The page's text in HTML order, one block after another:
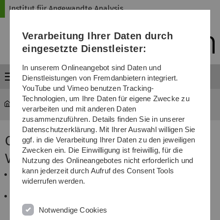
Direkt
Direkt
Direkt
(Sprache,
Drucken,
Media)
Direkt
Direkt
Institut für Angewandte Analysis
Menü
Volume 11, 2006
Contents of Ulmer Seminare
Volume 11, 2006
W. Arendt, D. Daners:
The Dirichlet Problem by Variational Methods
Gaussian Estimates for Elliptic Operators with
Unbounded Drift
Verarbeitung Ihrer Daten durch
eingesetzte Dienstleister:
In unserem Onlineangebot sind Daten und
Dienstleistungen von Fremdanbietern integriert.
YouTube und Vimeo benutzen Tracking-
Technologien, um Ihre Daten für eigene Zwecke zu
verarbeiten und mit anderen Daten
zusammenzuführen. Details finden Sie in unserer
Datenschutzerklärung. Mit Ihrer Auswahl willigen Sie
ggf. in die Verarbeitung Ihrer Daten zu den jeweiligen
Zwecken ein. Die Einwilligung ist freiwillig, für die
Nutzung des Onlineangebotes nicht erforderlich und
kann jederzeit durch Aufruf des Consent Tools
widerrufen werden.
Notwendige Cookies